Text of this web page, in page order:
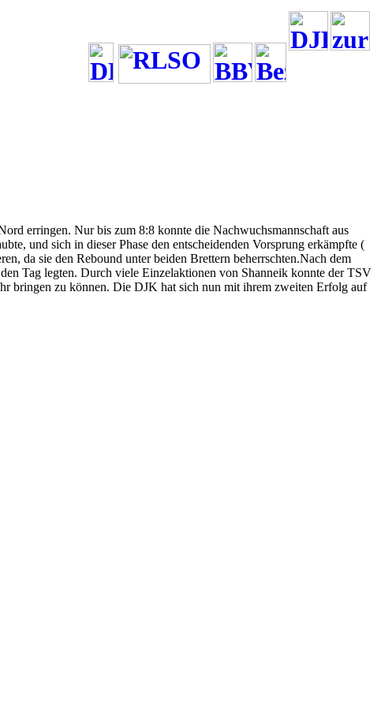
erringen. Nur bis zum 8:8 konnte die Nachwuchsmannschaft aus
und sich in dieser Phase den entscheidenden Vorsprung erkämpfte (
da sie den Rebound unter beiden Brettern beherrschten.Nach dem
Tag legten. Durch viele Einzelaktionen von Shanneik konnte der TSV
bringen zu können. Die DJK hat sich nun mit ihrem zweiten Erfolg auf